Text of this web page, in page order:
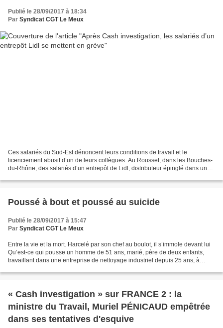
Publié le 28/09/2017 à 18:34
Par Syndicat CGT Le Meux
Ces salariés du Sud-Est dénoncent leurs conditions de travail et le
licenciement abusif d’un de leurs collègues. Au Rousset, dans les Bouches-
du-Rhône, des salariés d’un entrepôt de Lidl, distributeur épinglé dans un
Poussé à bout et poussé au suicide
Publié le 28/09/2017 à 15:47
Par Syndicat CGT Le Meux
Entre la vie et la mort. Harcelé par son chef au boulot, il s’immole devant lui
Qu’est-ce qui pousse un homme de 51 ans, marié, père de deux enfants,
travaillant dans une entreprise de nettoyage industriel depuis 25 ans, à
« Cash investigation » sur FRANCE 2 : la
ministre du Travail, Muriel PÉNICAUD empêtrée
dans ses tentatives d'esquive